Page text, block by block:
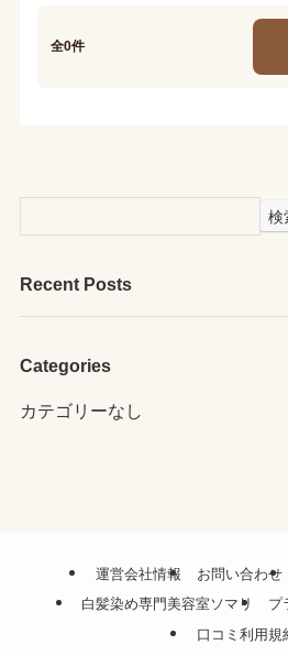
全0件
検
Recent Posts
Categories
カテゴリーなし
運営会社情報 お問い合わせ
白髪染め専門美容室ソマリ
プ
口コミ利用規